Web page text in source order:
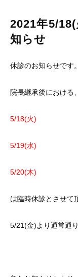
2021年5/
知らせ
休診のお知らせです。
院長継承後における
5/18(火)
5/19(水)
5/20(木)
は臨時休診とさせて
5/21(金)より通常通